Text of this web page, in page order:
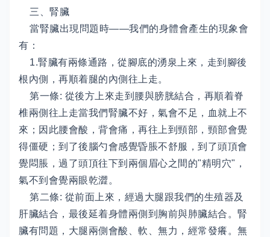
三、腎臟
當腎臟出現問題時——我們的身體會產生的現象會
有：
1.腎臟有兩條通路，從腳底的湧泉上來，走到腳後
根內側，再順着腿的內側往上走。
第一條: 從後方上來走到腰與膀胱結合，再順着脊
椎兩側往上走當我們腎臟不好，氣會不足，血就上不
來；因此腰會酸，背會痛，再往上到頸部，頸部會覺
得僵硬；到了後腦勺會感覺昏脹不舒服，到了頭頂會
覺悶脹，過了頭頂往下到兩個眉心之間的"精明穴"，
氣不到會覺兩眼乾澀。
第二條: 從前面上來，經過大腿跟我們的生殖器及
肝臟結合，最後延着身體兩側到胸前與肺臟結合。腎
臟有問題，大腿兩側會酸、軟、無力，經常發癢。無